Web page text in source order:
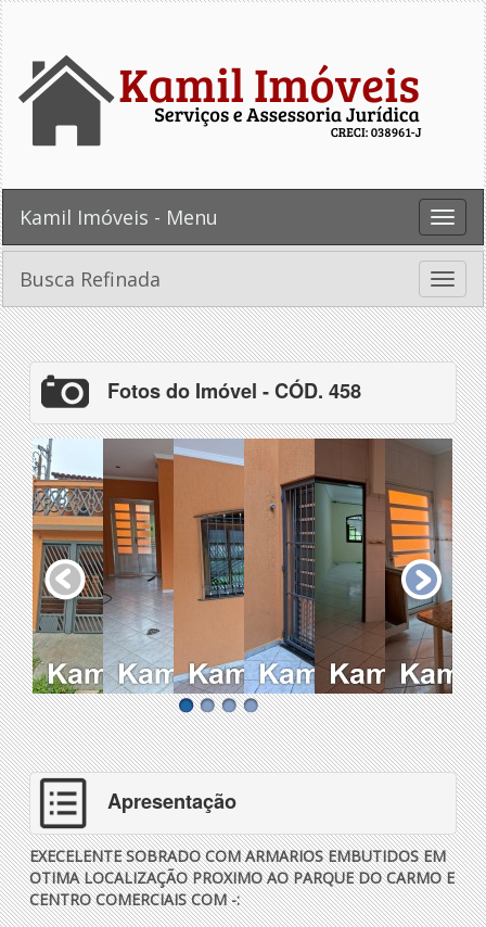
Toggle
Kamil Imóveis - Menu
Toggle
Busca Refinada
Fotos do Imóvel - CÓD. 458
Apresentação
EXECELENTE SOBRADO COM ARMARIOS EMBUTIDOS EM
OTIMA LOCALIZAÇÃO PROXIMO AO PARQUE DO CARMO E
CENTRO COMERCIAIS COM -: